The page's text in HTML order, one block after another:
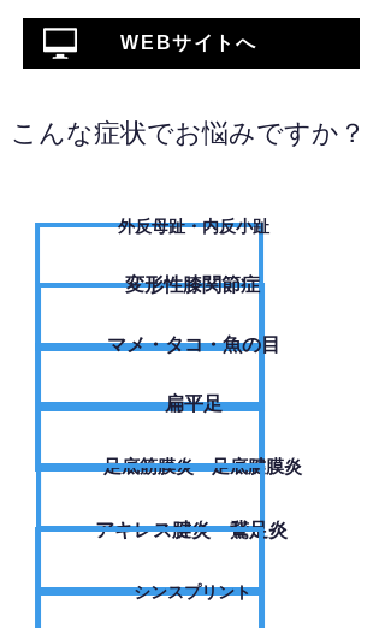
WEBサイトへ
こんな症状でお悩みですか？
外反母趾・内反小趾
変形性膝関節症
​マメ・タコ・魚の目
扁平足
足底筋膜炎・足底腱膜炎
アキレス腱炎・鵞足炎
シンスプリント